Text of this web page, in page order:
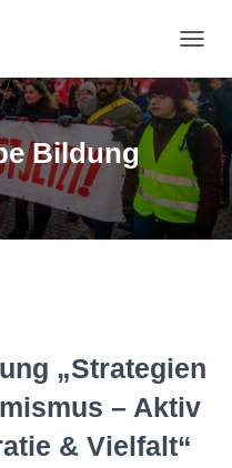
Bildung
„Strategien
– Aktiv
& Vielfalt“